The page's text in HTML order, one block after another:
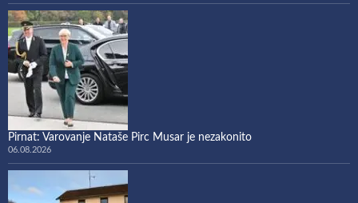
Pirnat: Varovanje Nataše Pirc Musar je nezakonito
06.08.2026